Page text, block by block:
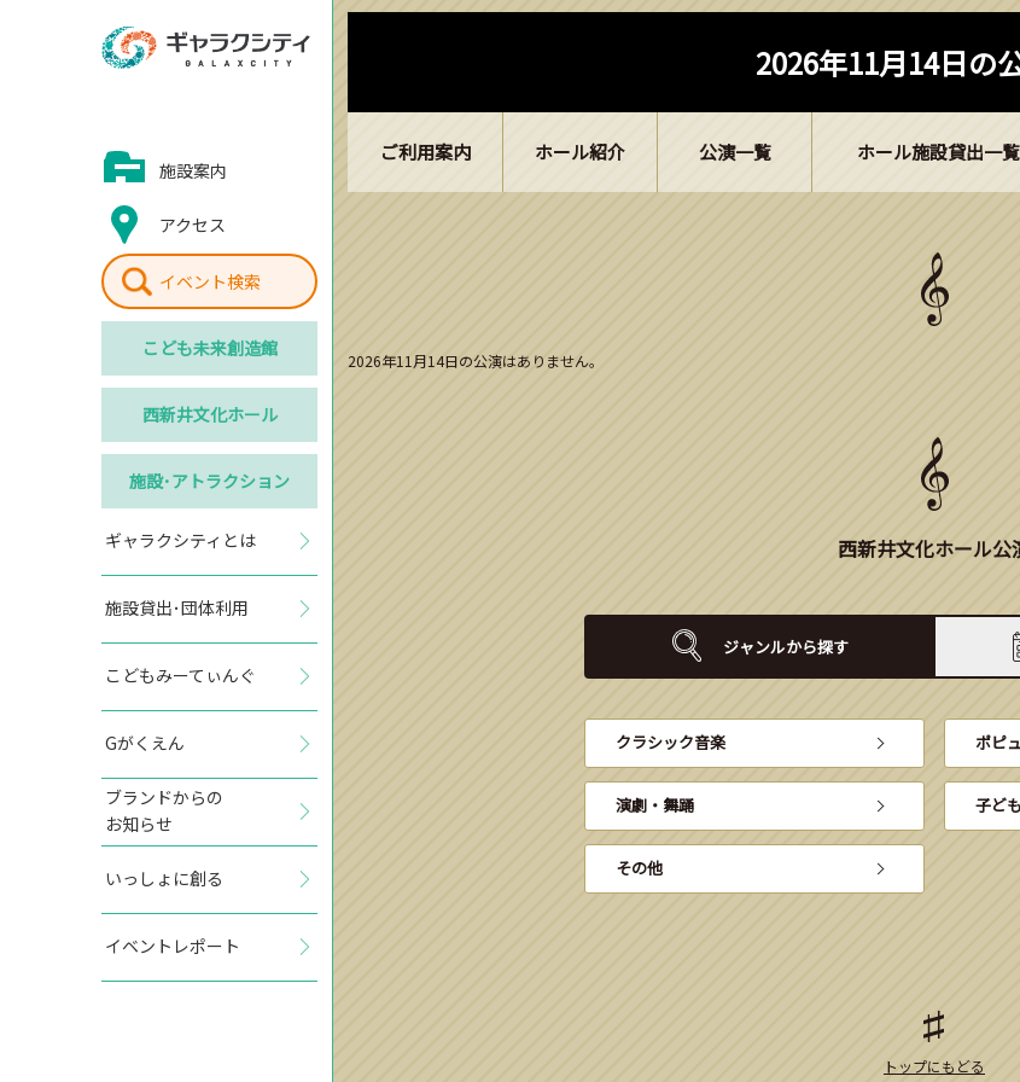
施設案内
アクセス
イベント検索
こども未来創造館
西新井文化ホール
施設･アトラクション
ギャラクシティとは
施設貸出･団体利用
こどもみーてぃんぐ
Gがくえん
ブランドからの
お知らせ
いっしょに創る
イベントレポート
2026年11月14日の
ご利用案内 ホール紹介 公演一覧 ホール施設貸出一覧
2026年11月14日の公演はありません。
西新井文化ホール公
ジャンルから探す
クラシック音楽 ポピ
演劇・舞踊 子ど
その他
トップにもどる